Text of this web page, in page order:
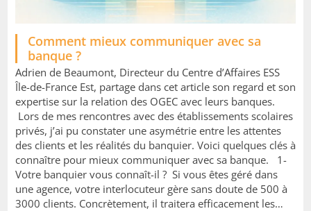
Comment mieux communiquer avec sa
banque ?
Adrien de Beaumont, Directeur du Centre d’Affaires ESS
Île-de-France Est, partage dans cet article son regard et son
expertise sur la relation des OGEC avec leurs banques.
Lors de mes rencontres avec des établissements scolaires
privés, j’ai pu constater une asymétrie entre les attentes
des clients et les réalités du banquier. Voici quelques clés à
connaître pour mieux communiquer avec sa banque. 1-
Votre banquier vous connaît-il ? Si vous êtes géré dans
une agence, votre interlocuteur gère sans doute de 500 à
3000 clients. Concrètement, il traitera efficacement les…